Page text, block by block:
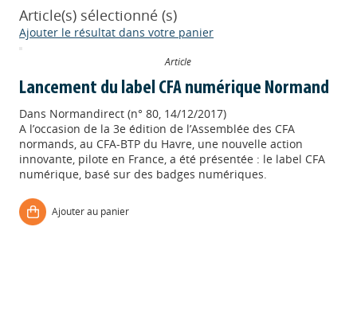
Article(s) sélectionné (s)
Ajouter le résultat dans votre panier
Article
Lancement du label CFA numérique Normand
Dans Normandirect (n° 80, 14/12/2017)
A l’occasion de la 3e édition de l’Assemblée des CFA
normands, au CFA-BTP du Havre, une nouvelle action
innovante, pilote en France, a été présentée : le label CFA
numérique, basé sur des badges numériques.
Ajouter au panier
Appels à projets